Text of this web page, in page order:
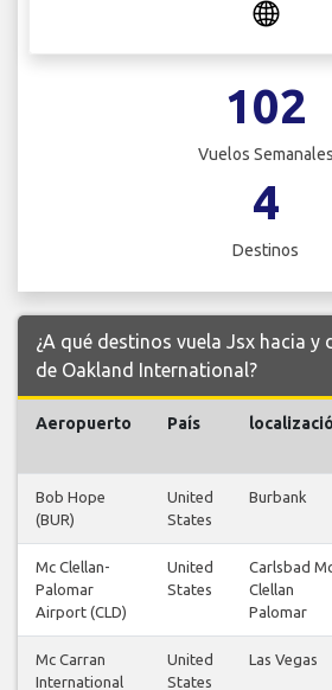
102
Vuelos Semanales
4
Destinos
¿A qué destinos vuela Jsx hacia y
de Oakland International?
Aeropuerto País
Bob Hope
(BUR)
United
States
Burbank
Mc Clellan-
Palomar
Airport (CLD)
United
States
Carlsbad
Clellan
Palomar
Mc Carran
International
United
States
Las Vegas